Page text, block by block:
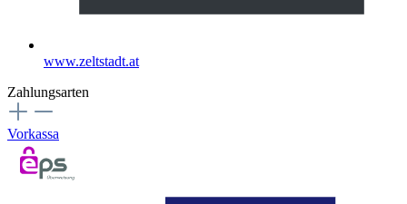
www.zeltstadt.at
Zahlungsarten
Vorkassa